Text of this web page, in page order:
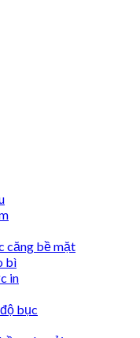
căng bề mặt
bì
in
bục